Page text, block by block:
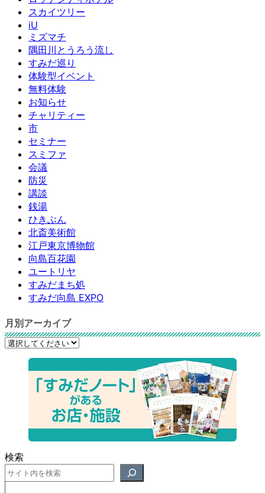
スカイツリー
iU
ミズマチ
隅田川とうろう流し
すみだ巡り
体験型イベント
無料体験
お知らせ
チャリティー
市
セミナー
スミファ
会議
防災
講談
銭湯
ひきぶん
北斎美術館
江戸東京博物館
向島百花園
ユートリヤ
すみだまち処
すみだ向島 EXPO
月別アーカイブ
検索